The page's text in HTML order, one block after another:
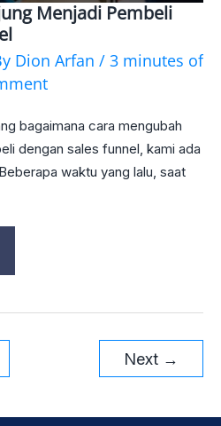
Menjadi Pembeli
Dion Arfan / 3 minutes of
bagaimana cara mengubah
dengan sales funnel, kami ada
waktu yang lalu, saat
Next →